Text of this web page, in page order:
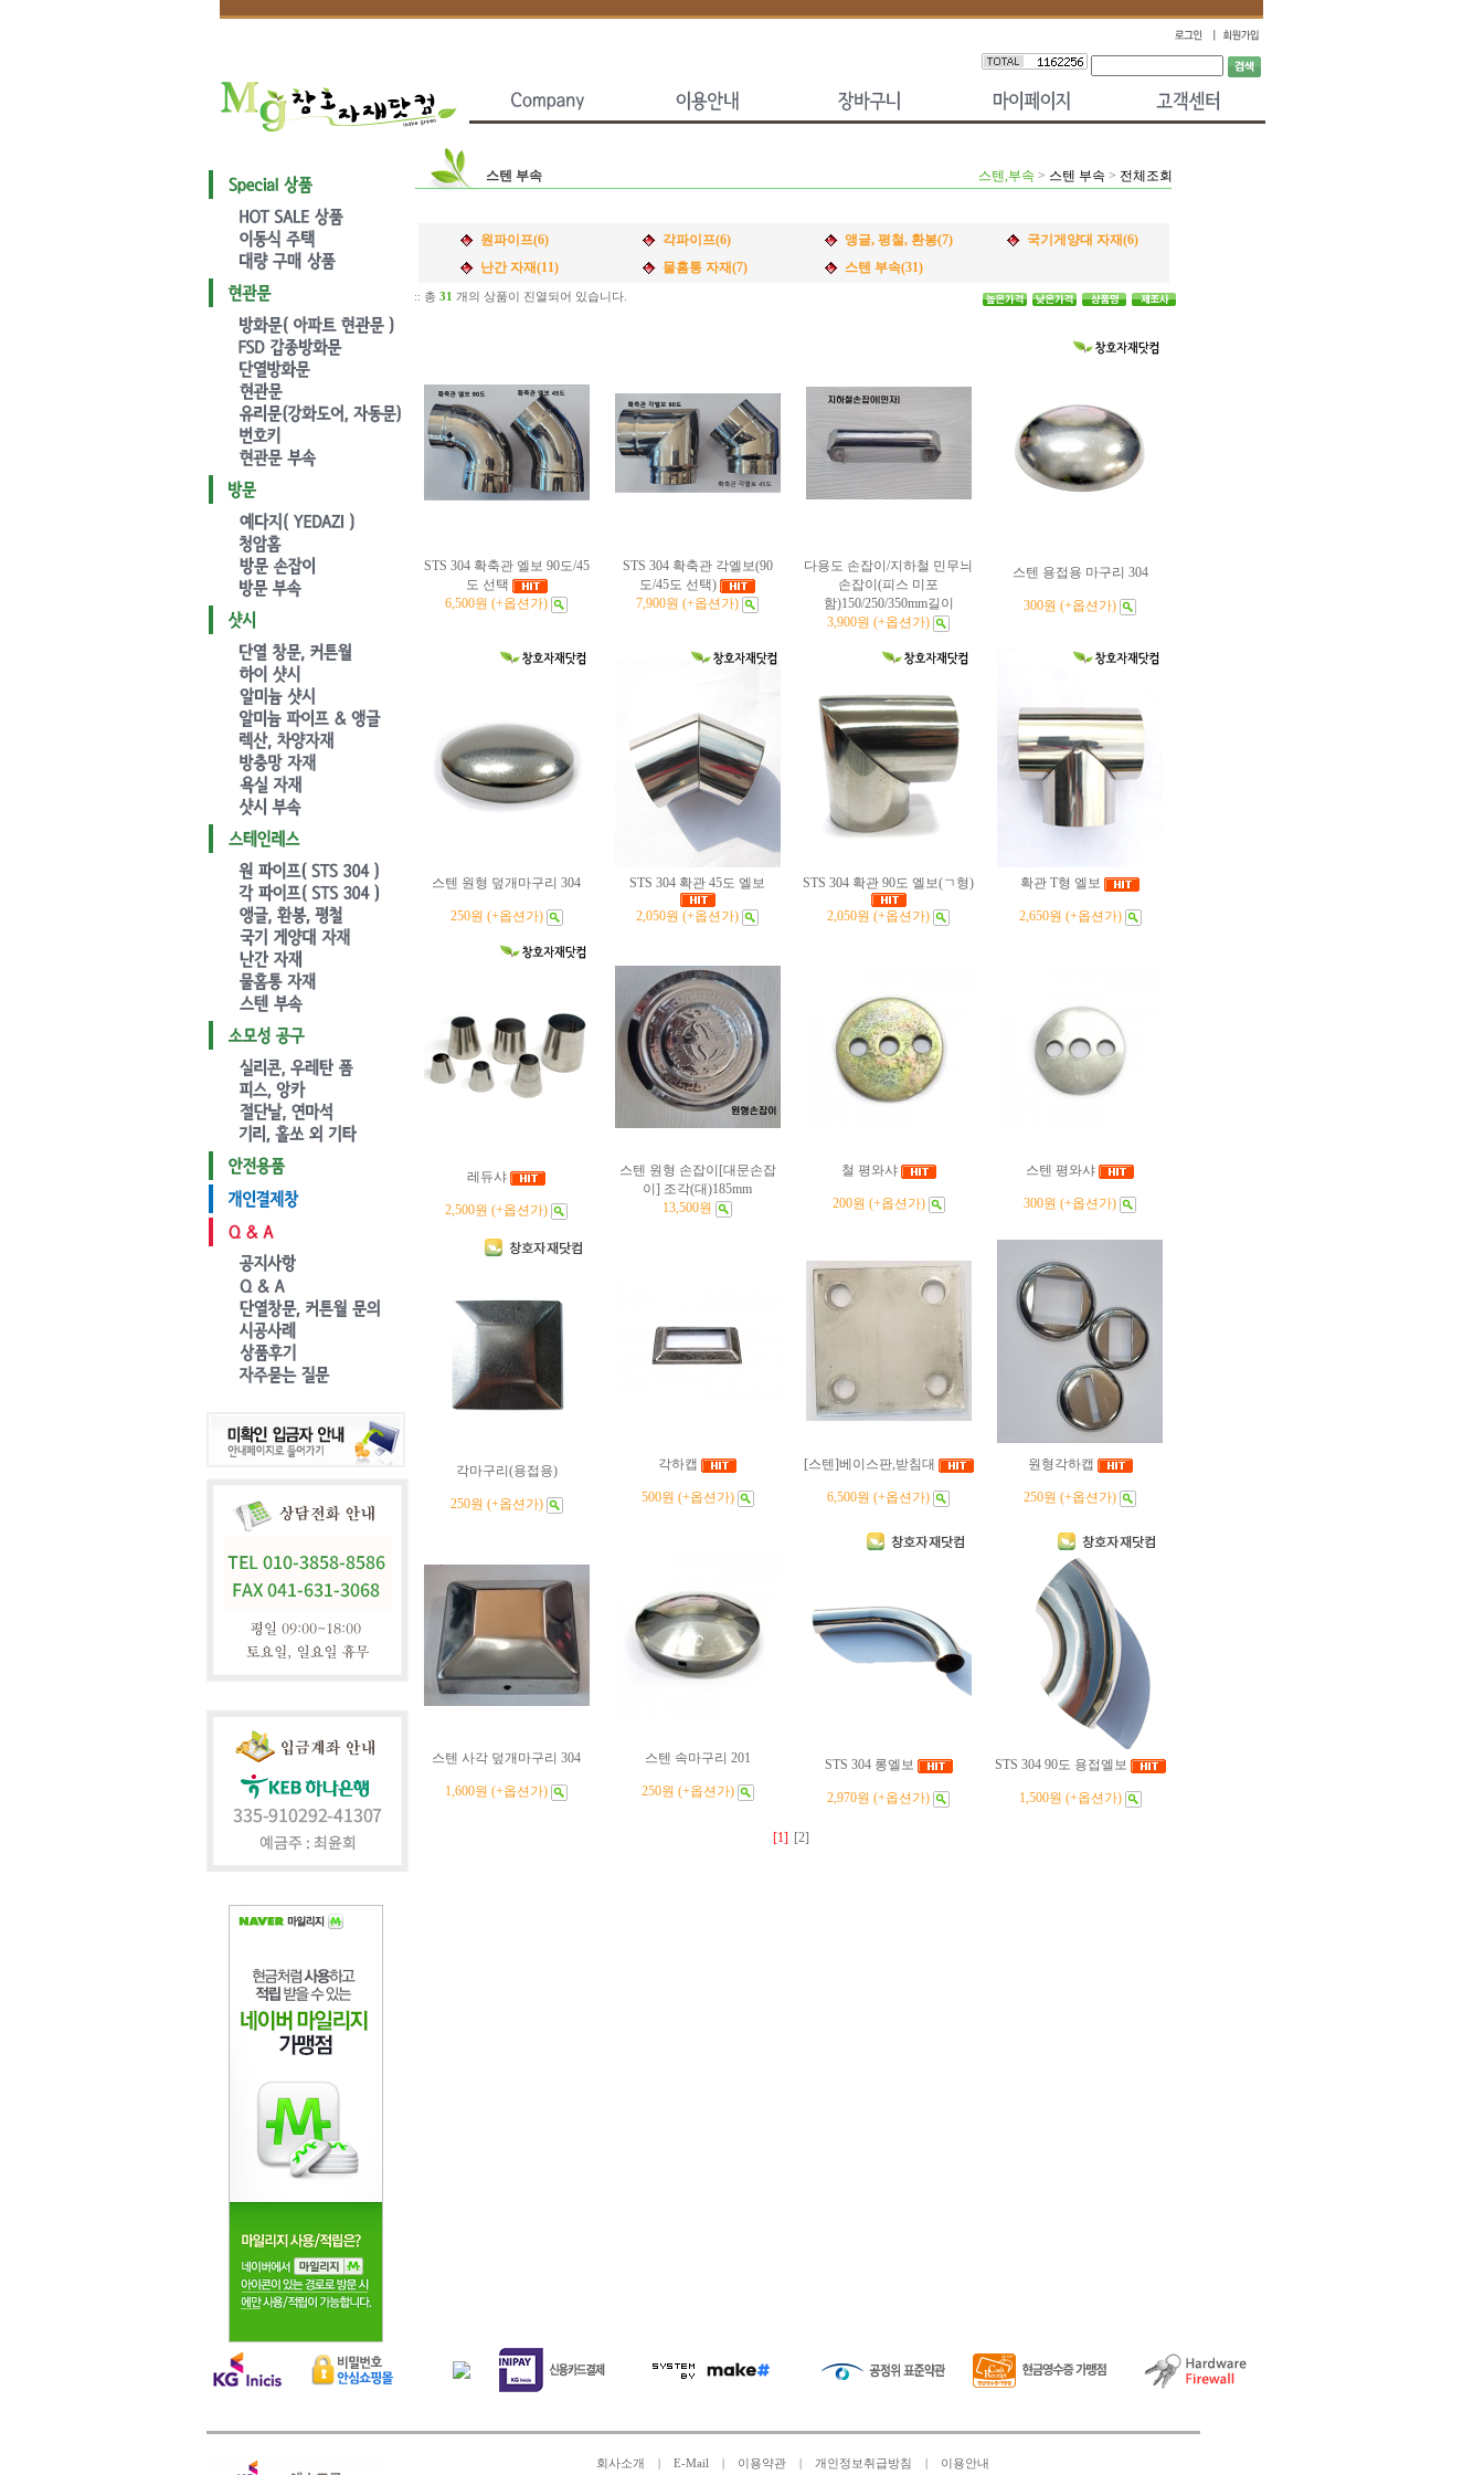
스텐 부속 스텐,부속 > 스텐 부속 > 전체조회
원파이프(6) 각파이프(6) 앵글, 평철, 환봉(7)
국기게양대 자재(6)
난간 자재(11)
물홈통 자재(7) 스텐 부속(31)
:: 총 31 개의 상품이 진열되어 있습니다.
STS 304 확축관 엘보 90도/45
도 선택
6,500원 (+옵션가)
STS 304 확축관 각엘보(90
도/45도 선택)
7,900원 (+옵션가)
다용도 손잡이/지하철 민무늬
손잡이(피스 미포
함)150/250/350mm길이
3,900원 (+옵션가)
스텐 용접용 마구리 304
300원 (+옵션가)
스텐 원형 덮개마구리 304
250원 (+옵션가)
STS 304 확관 45도 엘보
2,050원 (+옵션가)
STS 304 확관 90도 엘보(ㄱ형)
2,050원 (+옵션가)
확관 T형 엘보
2,650원 (+옵션가)
레듀샤
2,500원 (+옵션가)
스텐 원형 손잡이[대문손잡
이] 조각(대)185mm
13,500원
철 평와샤
200원 (+옵션가)
스텐 평와샤
300원 (+옵션가)
각마구리(용접용)
250원 (+옵션가)
각하캡
500원 (+옵션가)
[스텐]베이스판,받침대
6,500원 (+옵션가)
원형각하캡
250원 (+옵션가)
스텐 사각 덮개마구리 304
1,600원 (+옵션가)
스텐 속마구리 201
250원 (+옵션가)
STS 304 롱엘보
2,970원 (+옵션가)
STS 304 90도 용접엘보
1,500원 (+옵션가)
[1] [2]
회사소개 E-Mail 이용약관 개인정보취급방침 이용안내